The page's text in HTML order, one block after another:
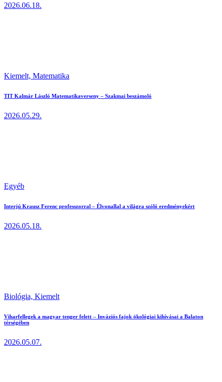
2026.06.18.
Kiemelt, Matematika
TIT Kalmár László Matematikaverseny – Szakmai beszámoló
2026.05.29.
Egyéb
Interjú Krausz Ferenc professzorral – Élvonallal a világra szóló eredményekért
2026.05.18.
Biológia, Kiemelt
Viharfellegek a magyar tenger felett – Inváziós fajok ökológiai kihívásai a Balaton
térségében
2026.05.07.